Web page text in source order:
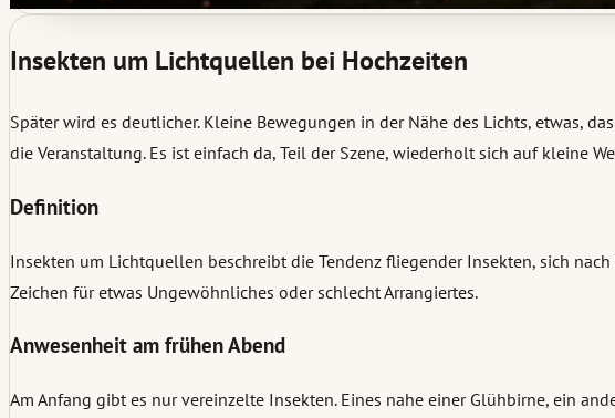
Insekten um Lichtquellen bei Hochzeiten
Später wird es deutlicher. Kleine Bewegungen in der Nähe des Lichts, etwas,
die Veranstaltung. Es ist einfach da, Teil der Szene, wiederholt sich auf kleine
Definition
Insekten um Lichtquellen beschreibt die Tendenz fliegender Insekten, sich
Zeichen für etwas Ungewöhnliches oder schlecht Arrangiertes.
Anwesenheit am frühen Abend
Am Anfang gibt es nur vereinzelte Insekten. Eines nahe einer Glühbirne, ein